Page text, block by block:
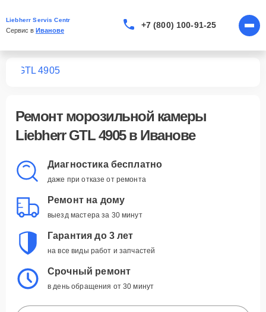
Liebherr Servis Centr
Сервис в Иванове
+7 (800) 100-91-25
GTL 4905
Ремонт морозильной камеры
Liebherr GTL 4905в Иванове
Диагностика бесплатно
даже при отказе от ремонта
Ремонт на дому
выезд мастера за 30 минут
Гарантия до 3 лет
на все виды работ и запчастей
Срочный ремонт
в день обращения от 30 минут